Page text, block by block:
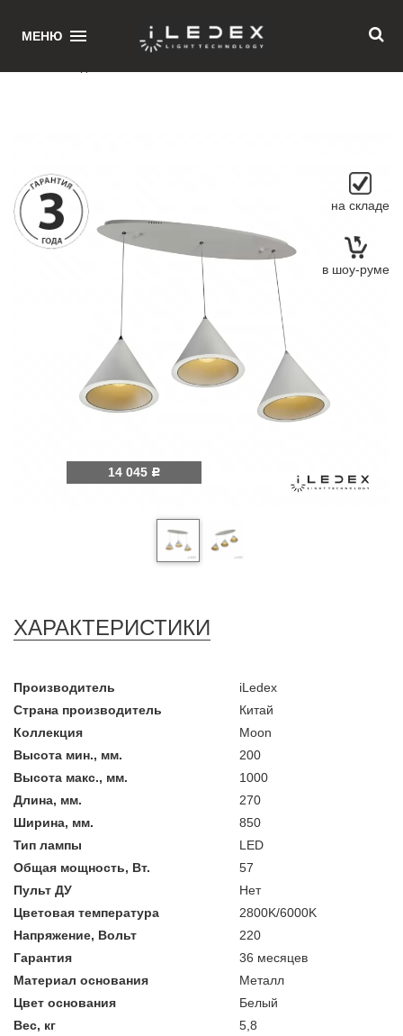
МЕНЮ
на складе
в шоу-руме
14 045 Р
ХАРАКТЕРИСТИКИ
Производитель
iLedex
Страна производитель
Китай
Коллекция
Moon
Высота мин., мм.
200
Высота макс., мм.
1000
Длина, мм.
270
Ширина, мм.
850
Тип лампы
LED
Общая мощность, Вт.
57
Пульт ДУ
Нет
Цветовая температура
2800K/6000K
Напряжение, Вольт
220
Гарантия
36 месяцев
Материал основания
Металл
Цвет основания
Белый
Вес, кг
5,8